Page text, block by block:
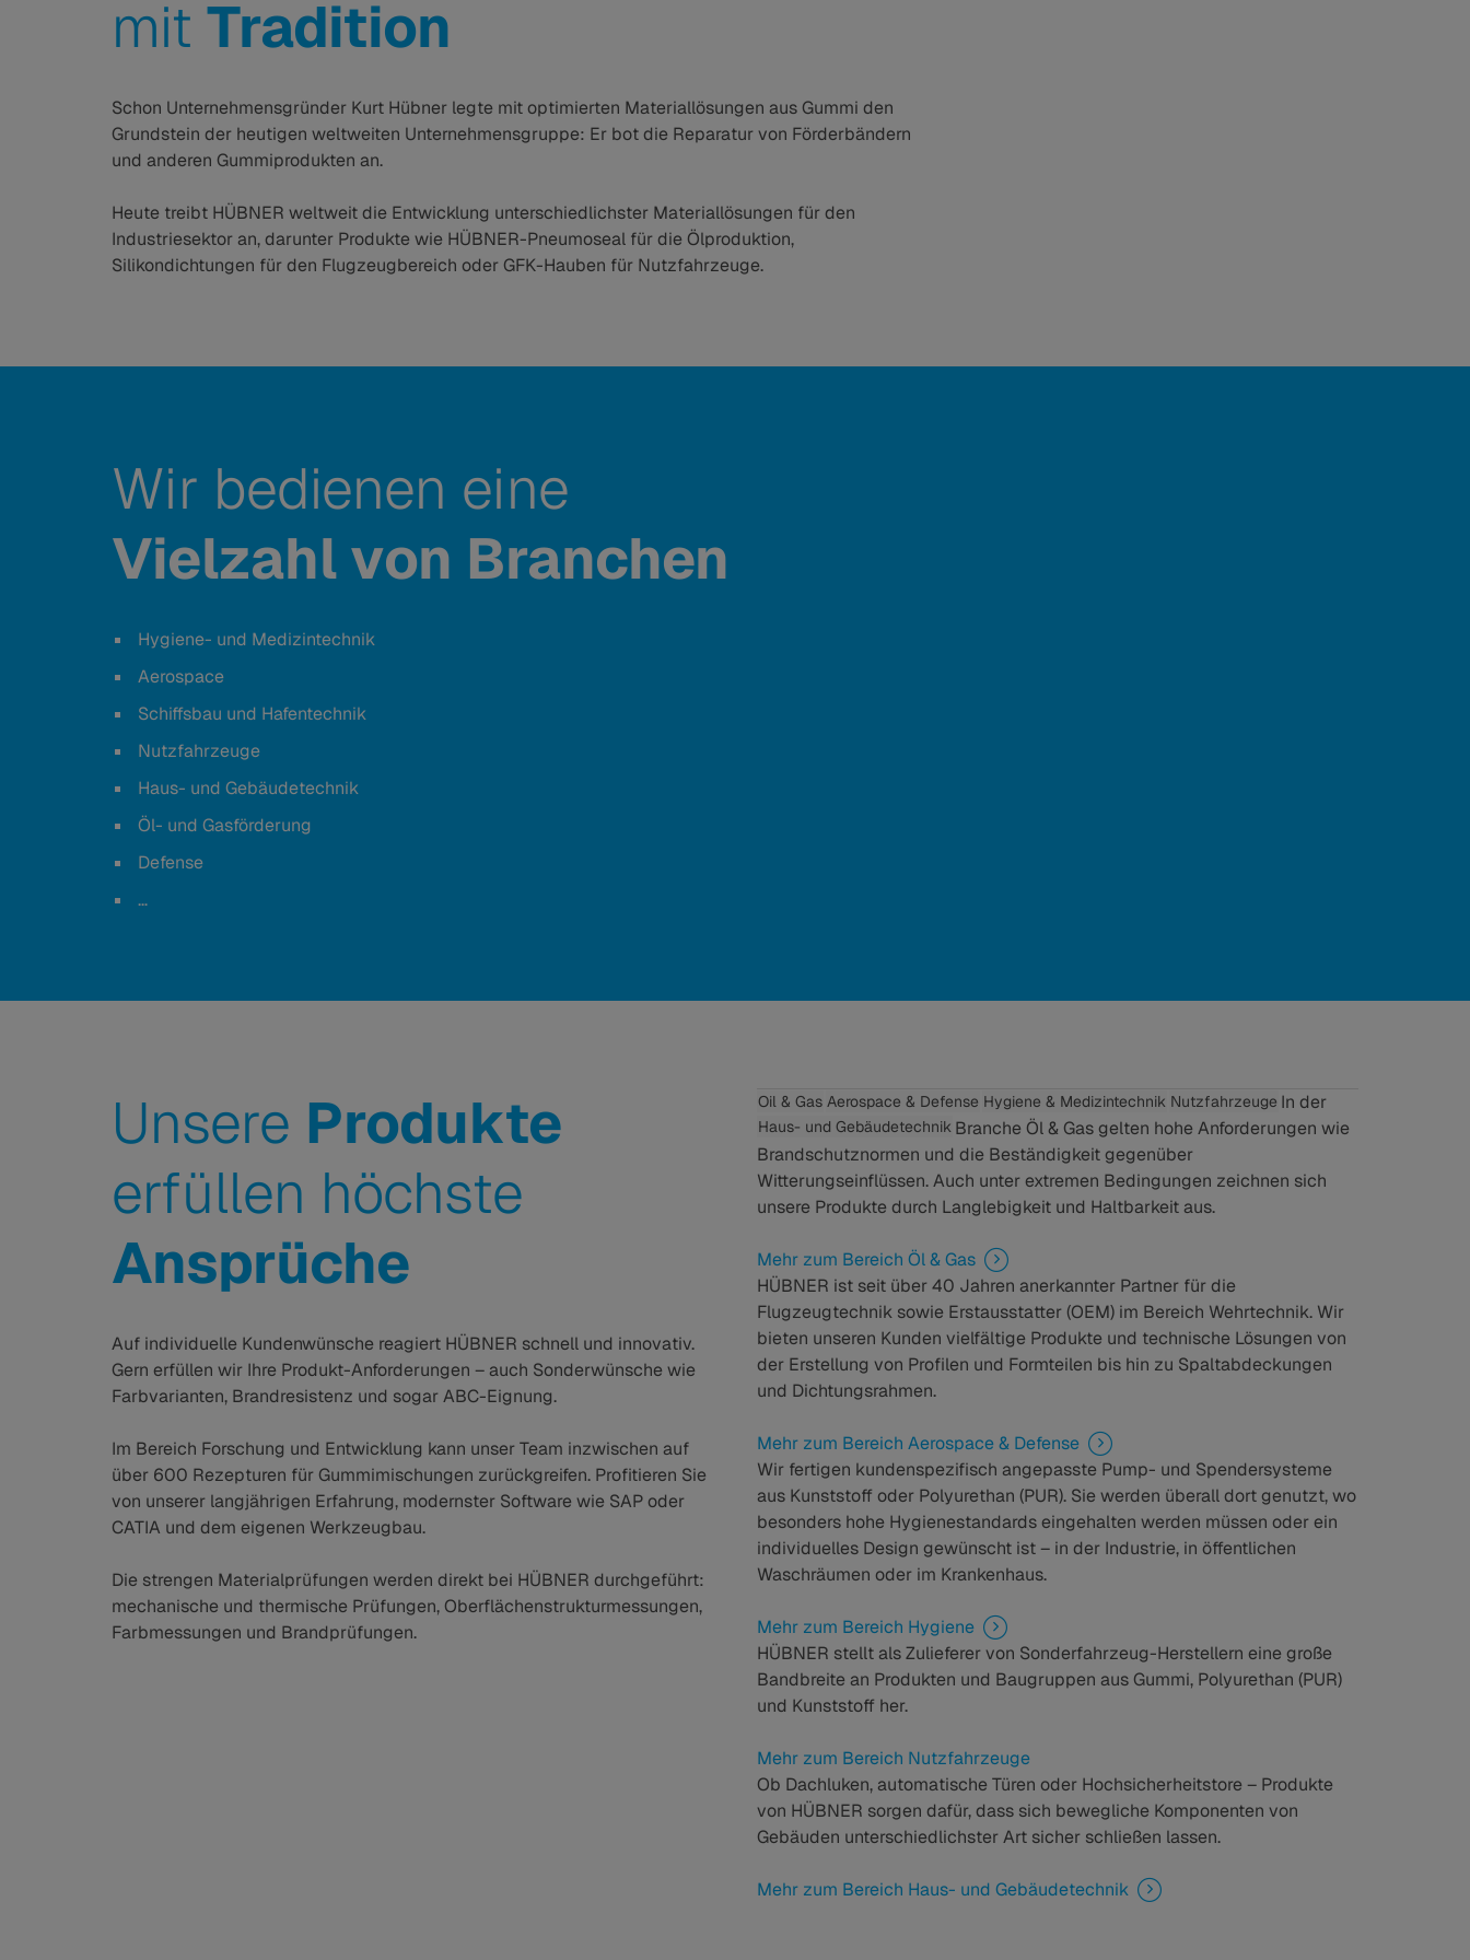
mit Tradition
Schon Unternehmensgründer Kurt Hübner legte mit optimierten Materiallösungen aus Gummi den
Grundstein der heutigen weltweiten Unternehmensgruppe: Er bot die Reparatur von Förderbändern
und anderen Gummiprodukten an.
Heute treibt HÜBNER weltweit die Entwicklung unterschiedlichster Materiallösungen für den
Industriesektor an, darunter Produkte wie HÜBNER-Pneumoseal für die Ölproduktion,
Silikondichtungen für den Flugzeugbereich oder GFK-Hauben für Nutzfahrzeuge.
Wir bedienen eine
Vielzahl von Branchen
Hygiene- und Medizintechnik
Aerospace
Schiffsbau und Hafentechnik
Nutzfahrzeuge
Haus- und Gebäudetechnik
Öl- und Gasförderung
Defense
…
Unsere Produkte
erfüllen höchste
Ansprüche
Auf individuelle Kundenwünsche reagiert HÜBNER schnell und innovativ.
Gern erfüllen wir Ihre Produkt-Anforderungen – auch Sonderwünsche wie
Farbvarianten, Brandresistenz und sogar ABC-Eignung.
Im Bereich Forschung und Entwicklung kann unser Team inzwischen auf
über 600 Rezepturen für Gummimischungen zurückgreifen. Profitieren Sie
von unserer langjährigen Erfahrung, modernster Software wie SAP oder
CATIA und dem eigenen Werkzeugbau.
Die strengen Materialprüfungen werden direkt bei HÜBNER durchgeführt:
mechanische und thermische Prüfungen, Oberflächenstrukturmessungen,
Farbmessungen und Brandprüfungen.
Oil & Gas Aerospace & Defense Hygiene & Medizintechnik Nutzfahrzeuge
Haus- und Gebäudetechnik
In der
Branche Öl & Gas gelten hohe Anforderungen wie
Brandschutznormen und die Beständigkeit gegenüber
Witterungseinflüssen. Auch unter extremen Bedingungen zeichnen sich
unsere Produkte durch Langlebigkeit und Haltbarkeit aus.
Mehr zum Bereich Öl & Gas
HÜBNER ist seit über 40 Jahren anerkannter Partner für die
Flugzeugtechnik sowie Erstausstatter (OEM) im Bereich Wehrtechnik. Wir
bieten unseren Kunden vielfältige Produkte und technische Lösungen von
der Erstellung von Profilen und Formteilen bis hin zu Spaltabdeckungen
und Dichtungsrahmen.
Mehr zum Bereich Aerospace & Defense
Wir fertigen kundenspezifisch angepasste Pump- und Spendersysteme
aus Kunststoff oder Polyurethan (PUR). Sie werden überall dort genutzt, wo
besonders hohe Hygienestandards eingehalten werden müssen oder ein
individuelles Design gewünscht ist – in der Industrie, in öffentlichen
Waschräumen oder im Krankenhaus.
Mehr zum Bereich Hygiene
HÜBNER stellt als Zulieferer von Sonderfahrzeug-Herstellern eine große
Bandbreite an Produkten und Baugruppen aus Gummi, Polyurethan (PUR)
und Kunststoff her.
Mehr zum Bereich Nutzfahrzeuge
Ob Dachluken, automatische Türen oder Hochsicherheitstore – Produkte
von HÜBNER sorgen dafür, dass sich bewegliche Komponenten von
Gebäuden unterschiedlichster Art sicher schließen lassen.
Mehr zum Bereich Haus- und Gebäudetechnik